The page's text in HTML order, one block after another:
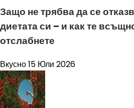
Защо не трябва да се
диетата си – и как те
отслабнете
Вкусно15 Юли 2026